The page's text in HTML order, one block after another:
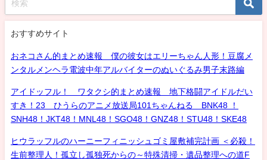
おすすめサイト
おネコさん的まとめ速報 僕の彼女はエリーちゃん人形！豆腐メ
ンタルメンヘラ電波中年アルバイターのぬいぐるみ男子末路編
アイドッフル！ ワタクシ的まとめ速報 地下格闘アイドルだい
すき！23 ひうらのアニメ放送局101ちゃんねる BNK48 ！
SNH48！JKT48！MNL48！SGO48！GNZ48！STU48！SKE48
ヒウラッフルのハーニーフィニッシュゴミ屋敷補完計画 ＜必殺！
生前整理人！孤立し孤独死からの～特殊清掃・遺品整理への道F